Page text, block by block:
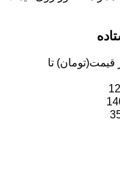
روز رسانی سال 1400 ) از قیمت(تومان) تا